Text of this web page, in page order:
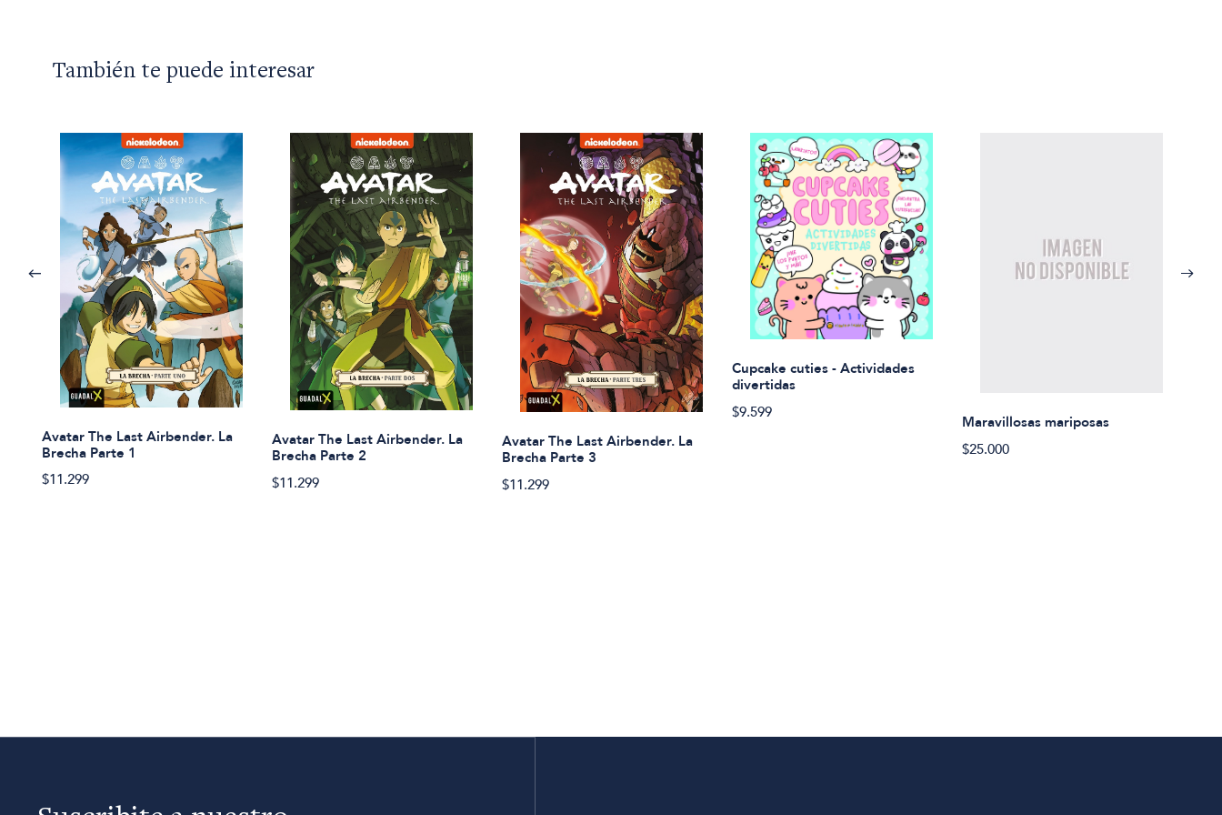
También te puede interesar
Avatar The Last Airbender. La
Brecha Parte 1
$11.299
Avatar The Last Airbender. La
Brecha Parte 2
$11.299
Avatar The Last Airbender. La
Brecha Parte 3
$11.299
Cupcake cuties - Actividades
divertidas
$9.599
Maravillosas mariposas
$25.000